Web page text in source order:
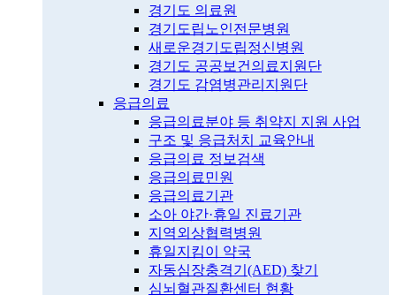
경기도 의료원
경기도립노인전문병원
새로운경기도립정신병원
경기도 공공보건의료지원단
경기도 감염병관리지원단
응급의료
응급의료분야 등 취약지 지원 사업
구조 및 응급처치 교육안내
응급의료 정보검색
응급의료민원
응급의료기관
소아 야간·휴일 진료기관
지역외상협력병원
휴일지킴이 약국
자동심장충격기(AED) 찾기
심뇌혈관질환센터 현황